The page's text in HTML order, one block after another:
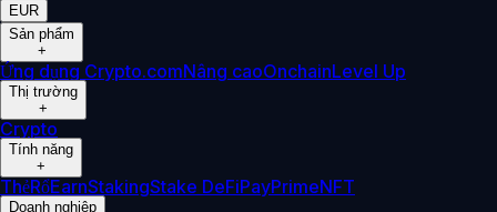
EUR
Sản phẩm
+
Ứng dụng Crypto.comNâng caoOnchainLevel Up
Thị trường
+
Crypto
Tính năng
+
ThẻRổEarnStakingStake DeFiPayPrimeNFT
Doanh nghiệp